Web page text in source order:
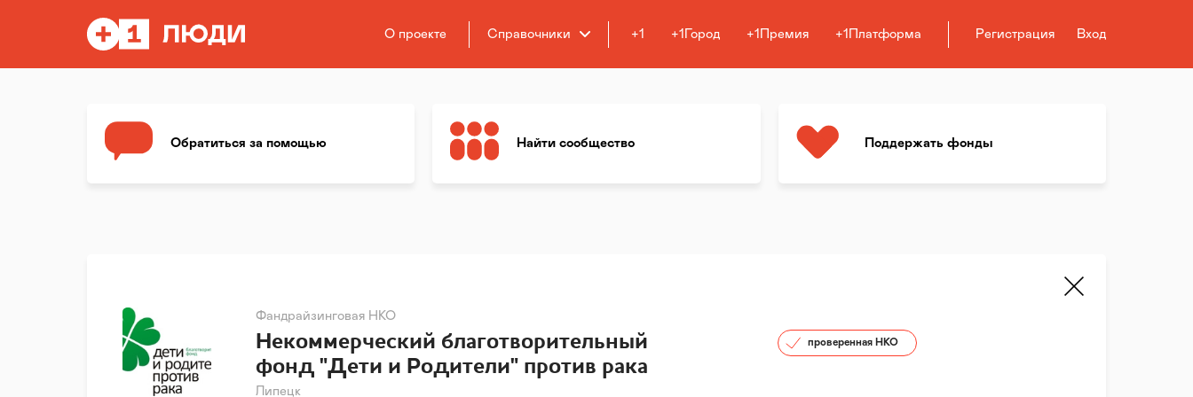
О проекте Справочники +1 +1Город +1Премия +1Платформа Регистрация Вход
Обратиться за помощью Найти сообщество Поддержать фонды
Фандрайзинговая НКО
Некоммерческий благотворительный
фонд "Дети и Родители" против рака
Липецк
проверенная НКО